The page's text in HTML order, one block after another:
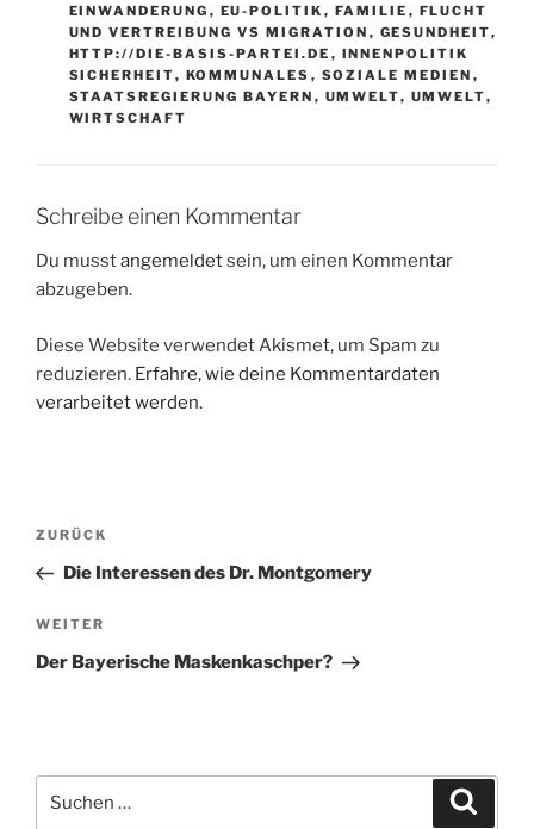
EINWANDERUNG , EU-POLITIK , FAMILIE , FLUCHT
UND VERTREIBUNG VS MIGRATION , GESUNDHEIT,
HTTP://DIE-BASIS-PARTEI.DE , INNENPOLITIK
SICHERHEIT, KOMMUNALES , SOZIALE MEDIEN ,
STAATSREGIERUNG BAYERN , UMWELT, UMWELT,
WIRTSCHAFT
Schreibe einen Kommentar
Du musstangemeldetsein, um einen Kommentar
abzugeben.
Diese Website verwendet Akismet, um Spam zu
reduzieren. Erfahre, wie deine Kommentardaten
verarbeitet werden.
Beitragsnavigation
Vorheriger
Beitrag
ZURÜCK
Die Interessen des Dr. Montgomery
Nächster
Beitrag
WEITER
Der Bayerische Maskenkaschper?
nach: